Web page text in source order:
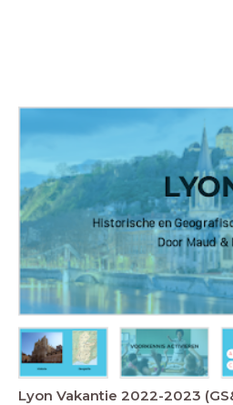
Lyon Vakantie 2022-2023